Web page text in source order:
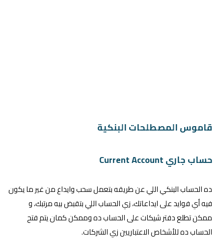
قاموس المصطلحات البنكية
حساب جاري Current Account
ده الحساب البنكي اللي عن طريقه بتعمل سحب وايداع من غير ما يكون
فيه أي فوايد على ايداعاتك، زي الحساب اللي بتقبض بيه مرتبك، و
ممكن تطلع دفتر شيكات على الحساب ده وممكن كمان يتم فتح
الحساب ده للأشخاص الاعتباريين زي الشركات.